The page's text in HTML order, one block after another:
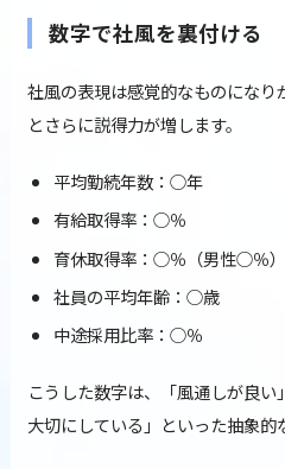
数字で社風を裏付ける
社風の表現は感覚的なものになり
とさらに説得力が増します。
平均勤続年数：○年
有給取得率：○％
育休取得率：○％（男性○％）
社員の平均年齢：○歳
中途採用比率：○％
こうした数字は、「風通しが良
大切にしている」といった抽象的